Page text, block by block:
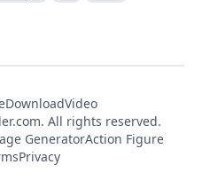
DownloadVideo
. All rights reserved.
GeneratorAction Figure
Privacy